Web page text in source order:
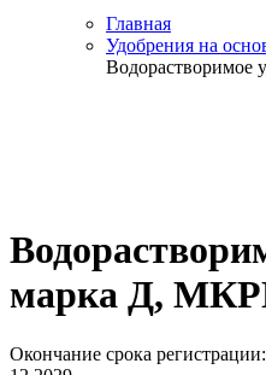
Главная
Удобрения на
Водорастворимое
марка Д,
Окончание срока регистрации: